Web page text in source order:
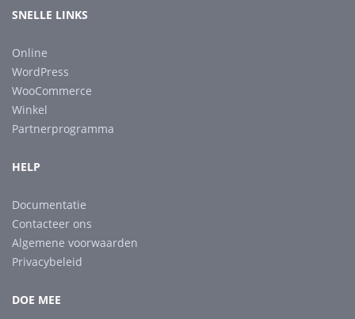
SNELLE LINKS
Online
WordPress
WooCommerce
Winkel
Partnerprogramma
HELP
Documentatie
Contacteer ons
Algemene voorwaarden
Privacybeleid
DOE MEE